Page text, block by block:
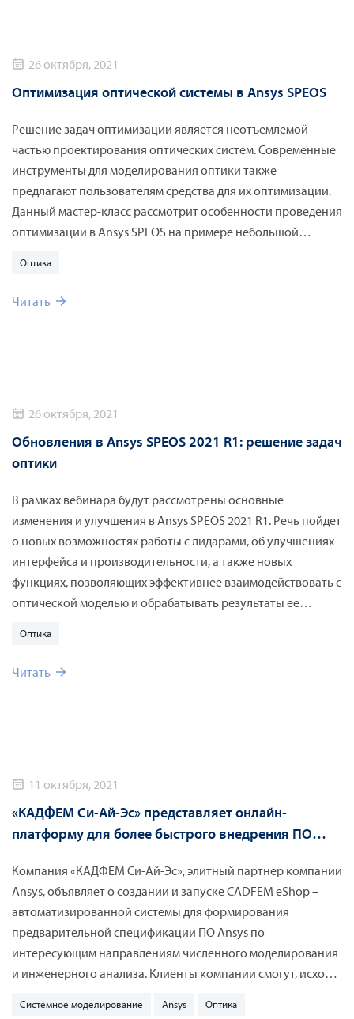
26 октября, 2021
Оптимизация оптической системы в Ansys SPEOS
Решение задач оптимизации является неотъемлемой
частью проектирования оптических систем. Современные
инструменты для моделирования оптики также
предлагают пользователям средства для их оптимизации.
Данный мастер-класс рассмотрит особенности проведения
оптимизации в Ansys SPEOS на примере небольшой
Оптика
Читать
26 октября, 2021
Обновления в Ansys SPEOS 2021 R1: решение задач
оптики
В рамках вебинара будут рассмотрены основные
изменения и улучшения в Ansys SPEOS 2021 R1. Речь пойдет
о новых возможностях работы с лидарами, об улучшениях
интерфейса и производительности, а также новых
функциях, позволяющих эффективнее взаимодействовать с
оптической моделью и обрабатывать результаты ее
Оптика
Читать
11 октября, 2021
«КАДФЕМ Си-Ай-Эс» представляет онлайн-
платформу для более быстрого внедрения ПО
Компания «КАДФЕМ Си-Ай-Эс», элитный партнер компании
Ansys, объявляет о создании и запуске CADFEM eShop –
автоматизированной системы для формирования
предварительной спецификации ПО Ansys по
интересующим направлениям численного моделирования
и инженерного анализа. Клиенты компании смогут, исходя
сформировать предварительный заказ, который в
Системное моделирование Ansys Оптика